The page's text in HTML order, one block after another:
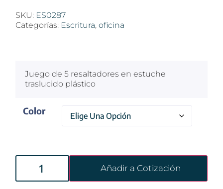
SKU: ES0287
Categorías: Escritura, oficina
Juego de 5 resaltadores en estuche
traslucido plástico
Color
Añadir a Cotización